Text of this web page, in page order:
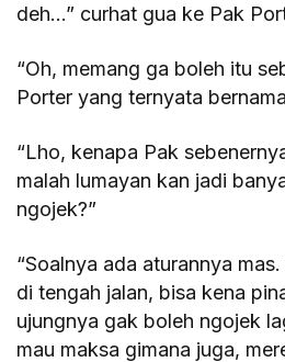
deh…” curhat gua ke Pak
“Oh, memang ga boleh itu
Porter yang ternyata
“Lho, kenapa Pak
malah lumayan kan jadi
ngojek?”
“Soalnya ada aturannya
di tengah jalan, bisa kena
ujungnya gak boleh ngojek
mau maksa gimana juga,